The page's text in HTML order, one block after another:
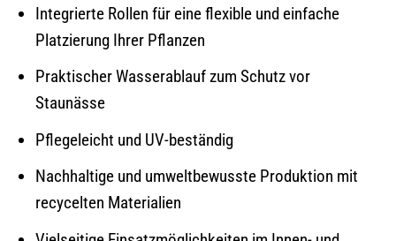
Integrierte Rollen für eine flexible und einfache
Platzierung Ihrer Pflanzen
Praktischer Wasserablauf zum Schutz vor
Staunässe
Pflegeleicht und UV-beständig
Nachhaltige und umweltbewusste Produktion mit
recycelten Materialien